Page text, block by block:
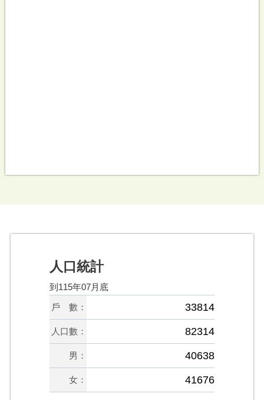
人口統計
到115年07月底
戶 數：
33814
人口數： 82314
男： 40638
女： 41676